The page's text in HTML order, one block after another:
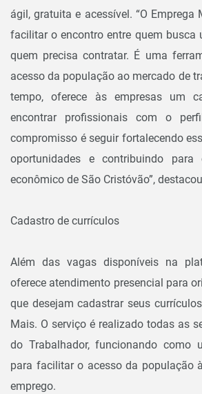
ágil, gratuita e acessível. “O
facilitar o encontro entre quem busca
quem precisa contratar. É uma
acesso da população ao mercado de
tempo, oferece às empresas um
encontrar profissionais com o
compromisso é seguir fortalecendo
oportunidades e contribuindo para
econômico de São Cristóvão”,
Cadastro de currículos
Além das vagas disponíveis na
oferece atendimento presencial para
que desejam cadastrar seus
Mais. O serviço é realizado todas as
do Trabalhador, funcionando como
para facilitar o acesso da população
emprego.